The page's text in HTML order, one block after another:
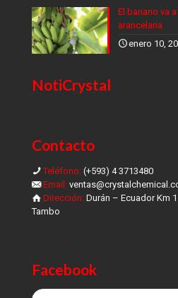
El banano va
arancelaria
enero 10,
NotiCrystal
Contacto
Teléfono: (+593) 4 3713480
Email:
Dirección: Durán – Ecuador Km
Tambo
Facebook